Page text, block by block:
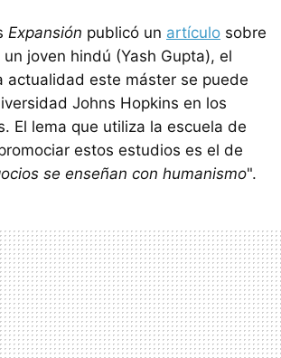
Expansión publicó un artículo sobre
joven hindú (Yash Gupta), el
actualidad este máster se puede
Johns Hopkins en los
El lema que utiliza la escuela de
estos estudios es el de
se enseñan con humanismo".